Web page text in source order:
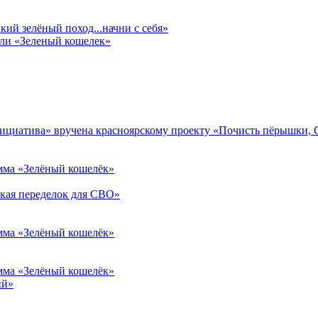
зелёный поход...начни с себя»
«Зеленый кошелек»
вручена красноярскому проекту «Почисть пёрышки,
«Зелёный кошелёк»
переделок для СВО»
«Зелёный кошелёк»
«Зелёный кошелёк»